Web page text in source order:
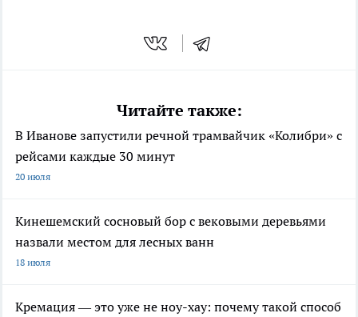
Читайте также:
В Иванове запустили речной трамвайчик «Колибри» с
рейсами каждые 30 минут
20 июля
Кинешемский сосновый бор с вековыми деревьями
назвали местом для лесных ванн
18 июля
Кремация — это уже не ноу-хау: почему такой способ